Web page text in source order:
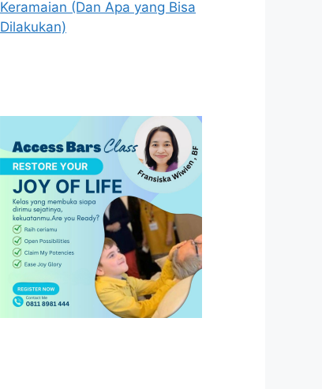
Keramaian (Dan Apa yang Bisa
Dilakukan)